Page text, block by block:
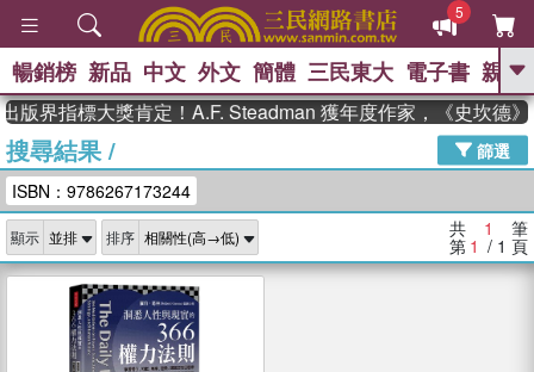
5
GO
The Odyssey 、
父親節 、 如果歷史是一群喵 、 暑期
念華 、 台灣的李登輝時代 、 數學女
孩：黎曼猜想
偉大的迷走神經
暢銷榜 新品 中文 外文 簡體 三民東大 電子書 親子
版界指標大獎肯定！A.F. Steadman 獲年度作家，《史坎德
搜尋結果/
篩選
ISBN：9786267173244
顯示 排序 共 1 筆
第 1 / 1 頁